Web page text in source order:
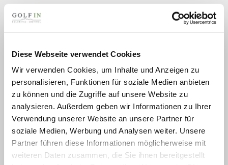
Diese Webseite verwendet Cookies
Wir verwenden Cookies, um Inhalte und Anzeigen zu
personalisieren, Funktionen für soziale Medien anbieten
zu können und die Zugriffe auf unsere Website zu
analysieren. Außerdem geben wir Informationen zu Ihrer
Verwendung unserer Website an unsere Partner für
soziale Medien, Werbung und Analysen weiter. Unsere
Partner führen diese Informationen möglicherweise mit
weiteren Daten zusammen, die Sie ihnen bereitgestellt